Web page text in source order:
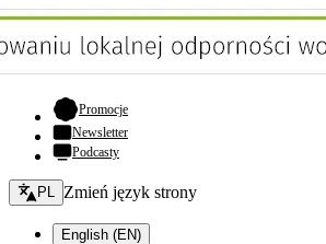
Promocje- otwiera się w nowej karcie
Newsletter
Podcasty
Zmień język - bieżący:
PL Zmień język strony
English (EN)